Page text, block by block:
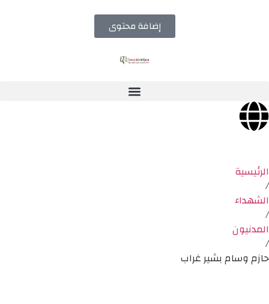
إضافة محتوى
الرئيسية
/
الشهداء
/
المدنيون
/
حازم وسام بشير غراب